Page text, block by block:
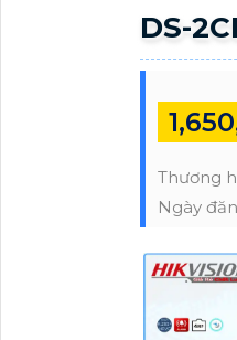
DS-
Thương
Ngày